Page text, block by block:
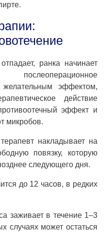
ранка начинает
желательным эффектом,
действие
эффект и
микробов.
накладывает на
повязку, которую
следующего дня.
до 12 часов, в редких
заживает в течение 1–3
случаях может остаться